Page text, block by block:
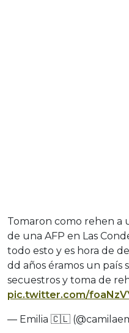
Tomaron como rehen a
de una AFP en Las
todo esto y es hora de
dd años éramos un país
secuestros y toma de
pic.twitter.com/
— Emilia 🇨🇱